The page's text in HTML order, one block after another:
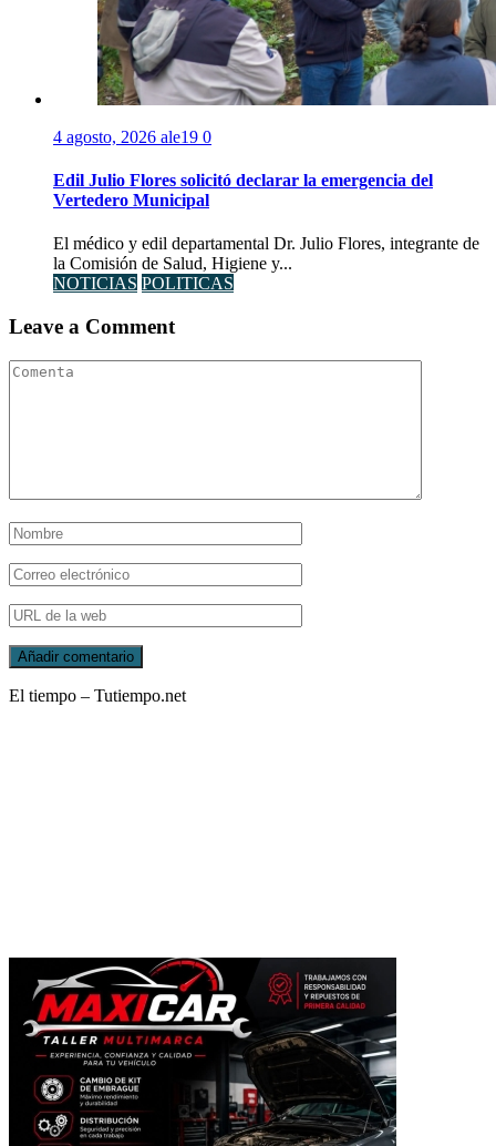
4 agosto, 2026 ale19 0
Edil Julio Flores solicitó declarar la emergencia del
Vertedero Municipal
El médico y edil departamental Dr. Julio Flores, integrante de
la Comisión de Salud, Higiene y...
NOTICIAS POLITICAS
Leave a Comment
El tiempo – Tutiempo.net